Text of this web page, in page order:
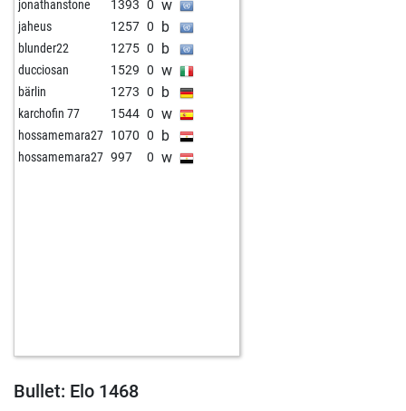
jonathanstone 1393 0 w
jaheus 1257 0 b
blunder22 1275 0 b
ducciosan 1529 0 w
bärlin 1273 0 b
karchofin 77 1544 0 w
hossamemara27 1070 0 b
hossamemara27 997 0 w
Bullet: Elo 1468